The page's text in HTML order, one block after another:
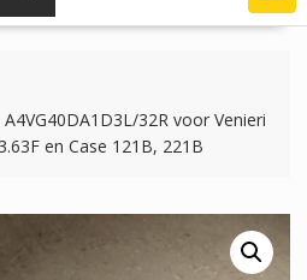
32R voor Venieri
en Case 121B, 221B